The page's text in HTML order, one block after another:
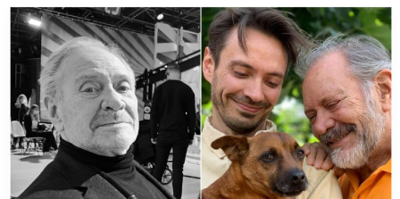
reacties
na
overlijden
van
Rob